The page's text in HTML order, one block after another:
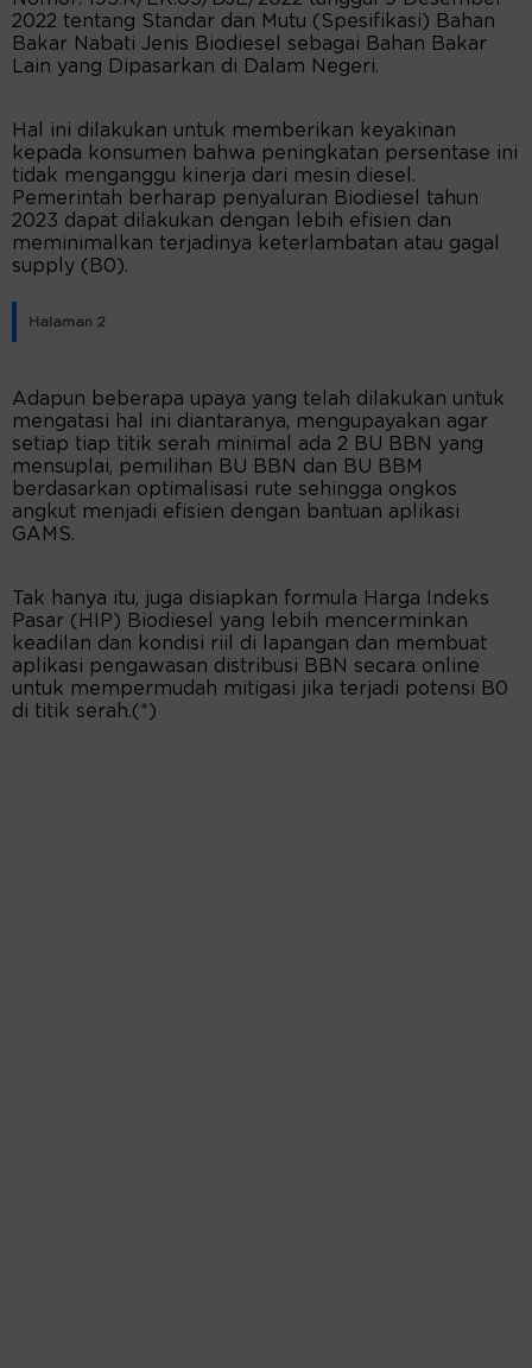
2022 tentang Standar dan Mutu (Spesifikasi) Bahan
Bakar Nabati Jenis Biodiesel sebagai Bahan Bakar
Lain yang Dipasarkan di Dalam Negeri.
Hal ini dilakukan untuk memberikan keyakinan
kepada konsumen bahwa peningkatan persentase ini
tidak menganggu kinerja dari mesin diesel.
Pemerintah berharap penyaluran Biodiesel tahun
2023 dapat dilakukan dengan lebih efisien dan
meminimalkan terjadinya keterlambatan atau gagal
supply (B0).
Halaman 2
Adapun beberapa upaya yang telah dilakukan untuk
mengatasi hal ini diantaranya, mengupayakan agar
setiap tiap titik serah minimal ada 2 BU BBN yang
mensuplai, pemilihan BU BBN dan BU BBM
berdasarkan optimalisasi rute sehingga ongkos
angkut menjadi efisien dengan bantuan aplikasi
GAMS.
Tak hanya itu, juga disiapkan formula Harga Indeks
Pasar (HIP) Biodiesel yang lebih mencerminkan
keadilan dan kondisi riil di lapangan dan membuat
aplikasi pengawasan distribusi BBN secara online
untuk mempermudah mitigasi jika terjadi potensi B0
di titik serah.(*)